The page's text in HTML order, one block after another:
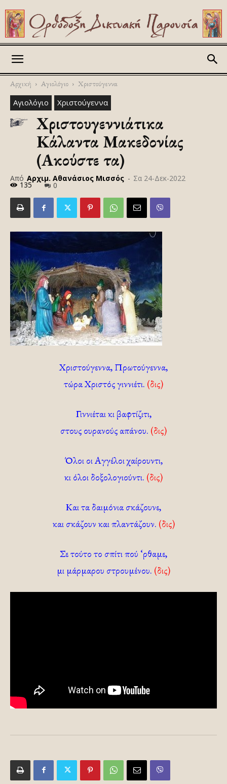
Αρχική Αγιολόγιο Χριστούγεννα
Αγιολόγιο Χριστούγεννα
Χριστουγεννιάτικα
Κάλαντα Μακεδονίας
(Ακούστε τα)
Από Αρχιμ. Αθανάσιος Μισσός - Σα 24-Δεκ-2022
135 0
Χριστούγεννα, Πρωτούγεννα,
τώρα Χριστός γιννιέτι. (δις)
Γιννιέται κι βαφτίζιτι,
στους ουρανούς απάνου. (δις)
Όλοι οι Αγγέλοι χαίρουντι,
κι όλοι δοξολογιούντι. (δις)
Και τα δαιμόνια σκάζουνε,
και σκάζουν και πλαντάζουν. (δις)
Σε τούτο το σπίτι πού ‘ρθαμε,
μι μάρμαρου στρουμένου. (δις)